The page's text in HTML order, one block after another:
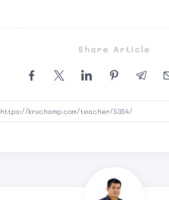
Share Article